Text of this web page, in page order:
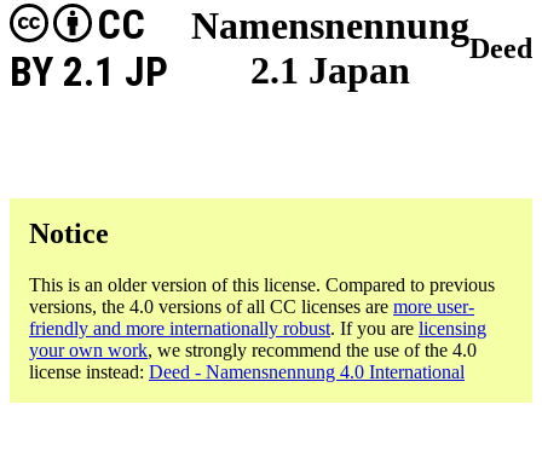
Namensnennung
2.1 Japan
CC
BY 2.1 JP
Deed
Notice
This is an older version of this license. Compared to previous
versions, the 4.0 versions of all CC licenses are more user-
friendly and more internationally robust. If you are licensing
your own work, we strongly recommend the use of the 4.0
license instead: Deed - Namensnennung 4.0 International